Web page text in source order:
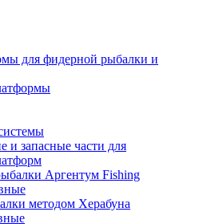
для фидерной рыбалки и
и запасные части для
Аргентум Fishing
методом Херабуна